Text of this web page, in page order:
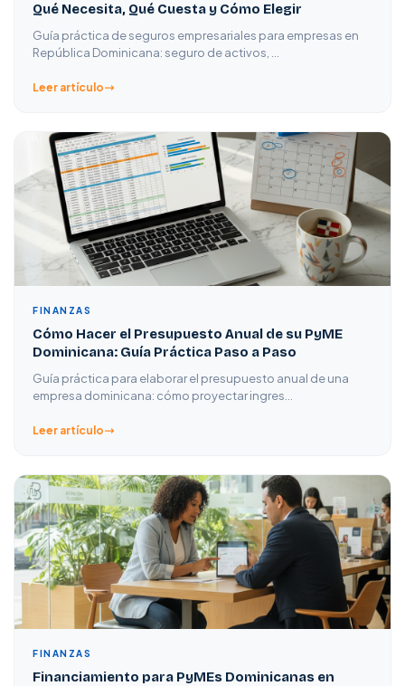
Qué Necesita, Qué Cuesta y Cómo Elegir
Guía práctica de seguros empresariales para empresas en
República Dominicana: seguro de activos, …
Leer artículo
FINANZAS
Cómo Hacer el Presupuesto Anual de su PyME
Dominicana: Guía Práctica Paso a Paso
Guía práctica para elaborar el presupuesto anual de una
empresa dominicana: cómo proyectar ingres…
Leer artículo
FINANZAS
Financiamiento para PyMEs Dominicanas en